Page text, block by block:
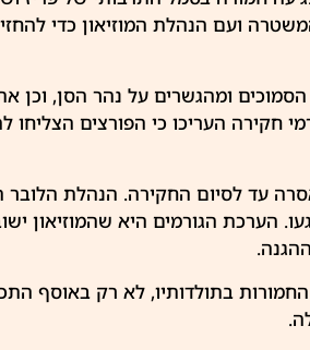
ועם הנהלת המוזיאון כדי
ומהגשרים על נהר הסן, וכן
חקירה העריכו כי הפורצים הצליחו
עד לסיום החקירה. הנהלת הלובר
הערכת הגורמים היא שהמוזיאון
בתולדותיו, לא רק באוסף